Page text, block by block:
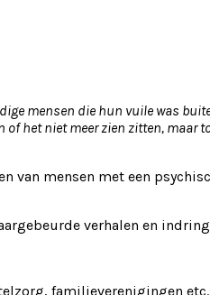
mensen die hun vuile was
het niet meer zien zitten, maar
mensen met een
verhalen en
familieverenigingen